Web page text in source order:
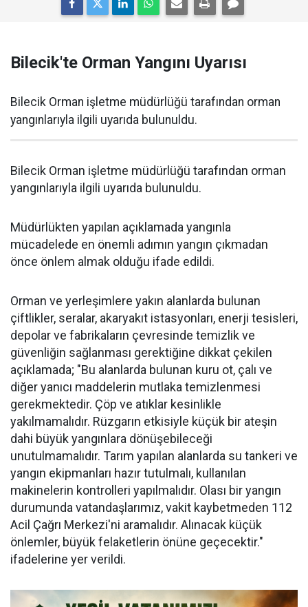
Bilecik'te Orman Yangını Uyarısı
Bilecik Orman işletme müdürlüğü tarafından orman
yangınlarıyla ilgili uyarıda bulunuldu.
Bilecik Orman işletme müdürlüğü tarafından orman
yangınlarıyla ilgili uyarıda bulunuldu.
Müdürlükten yapılan açıklamada yangınla
mücadelede en önemli adımın yangın çıkmadan
önce önlem almak olduğu ifade edildi.
Orman ve yerleşimlere yakın alanlarda bulunan
çiftlikler, seralar, akaryakıt istasyonları, enerji tesisleri,
depolar ve fabrikaların çevresinde temizlik ve
güvenliğin sağlanması gerektiğine dikkat çekilen
açıklamada; "Bu alanlarda bulunan kuru ot, çalı ve
diğer yanıcı maddelerin mutlaka temizlenmesi
gerekmektedir. Çöp ve atıklar kesinlikle
yakılmamalıdır. Rüzgarın etkisiyle küçük bir ateşin
dahi büyük yangınlara dönüşebileceği
unutulmamalıdır. Tarım yapılan alanlarda su tankeri ve
yangın ekipmanları hazır tutulmalı, kullanılan
makinelerin kontrolleri yapılmalıdır. Olası bir yangın
durumunda vatandaşlarımız, vakit kaybetmeden 112
Acil Çağrı Merkezi'ni aramalıdır. Alınacak küçük
önlemler, büyük felaketlerin önüne geçecektir."
ifadelerine yer verildi.